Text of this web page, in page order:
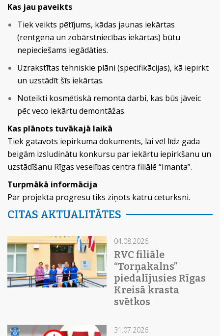
Kas jau paveikts
Tiek veikts pētījums, kādas jaunas iekārtas
(rentgena un zobārstniecības iekārtas) būtu
nepieciešams iegādāties.
Uzrakstītas tehniskie plāni (specifikācijas), kā iepirkt
un uzstādīt šīs iekārtas.
Noteikti kosmētiskā remonta darbi, kas būs jāveic
pēc veco iekārtu demontāžas.
Kas plānots tuvākajā laikā
Tiek gatavots iepirkuma dokuments, lai vēl līdz gada
beigām izsludinātu konkursu par iekārtu iepirkšanu un
uzstādīšanu Rīgas veselības centra filiālē “Imanta”.
Turpmākā informācija
Par projekta progresu tiks ziņots katru ceturksni.
CITAS AKTUALITĀTES
04.08.2026.
RVC filiāle
“Torņakalns”
piedalījusies Rīgas
Kreisā krasta
svētkos
31.07.2026.